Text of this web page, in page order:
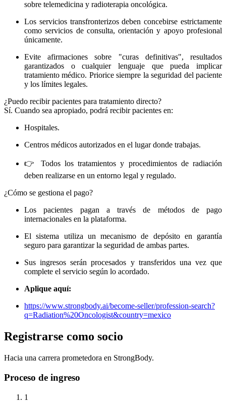
sobre telemedicina y radioterapia oncológica.
Los servicios transfronterizos deben concebirse estrictamente
como servicios de consulta, orientación y apoyo profesional
únicamente.
Evite afirmaciones sobre "curas definitivas", resultados
garantizados o cualquier lenguaje que pueda implicar
tratamiento médico. Priorice siempre la seguridad del paciente
y los límites legales.
¿Puedo recibir pacientes para tratamiento directo?
Sí. Cuando sea apropiado, podrá recibir pacientes en:
Hospitales.
Centros médicos autorizados en el lugar donde trabajas.
👉 Todos los tratamientos y procedimientos de radiación
deben realizarse en un entorno legal y regulado.
¿Cómo se gestiona el pago?
Los pacientes pagan a través de métodos de pago
internacionales en la plataforma.
El sistema utiliza un mecanismo de depósito en garantía
seguro para garantizar la seguridad de ambas partes.
Sus ingresos serán procesados ​​y transferidos una vez que
complete el servicio según lo acordado.
Aplique aquí:
https://www.strongbody.ai/become-seller/profession-search?
q=Radiation%20Oncologist&country=mexico
Registrarse como socio
Hacia una carrera prometedora en StrongBody.
Proceso de ingreso
1